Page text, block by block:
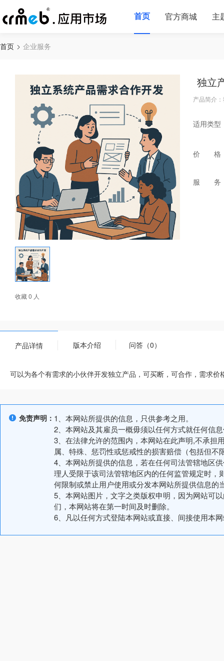
首页 官方商城 主
首页 企业服务
收藏 0 人
独立
产品简介
适用类型
价 格
服 务
产品详情 版本介绍 问答（0）
可以为各个有需求的小伙伴开发独立产品，可买断，可合作，需求价
免责声明： 1、本网站所提供的信息，只供参考之用。
2、本网站及其雇员一概毋须以任何方式就任何信
3、在法律允许的范围内，本网站在此声明,不承担
属、特殊、惩罚性或惩戒性的损害赔偿（包括但
4、本网站所提供的信息，若在任何司法管辖地区
理人受限于该司法管辖地区内的任何监管规定时
何限制或禁止用户使用或分发本网站所提供信息的
5、本网站图片，文字之类版权申明，因为网站可
们，本网站将在第一时间及时删除。
6、凡以任何方式登陆本网站或直接、间接使用本